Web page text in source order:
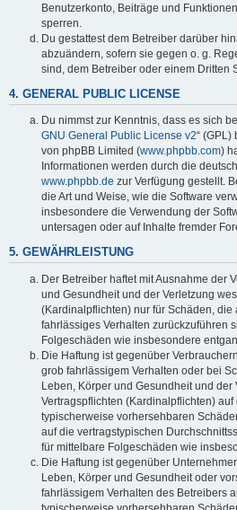
Benutzerkonto, Beiträge und
sperren.
Du gestattest dem Betreiber darüber
abzuändern, sofern sie gegen o. g.
sind, dem Betreiber oder einem Dritten
4. GENERAL PUBLIC LICENSE
Du nimmst zur Kenntnis, dass es sich
GNU General Public License v2“ (GPL)
von phpBB Limited (www.phpbb.com)
Informationen werden durch die
www.phpbb.de zur Verfügung gestellt.
die Art und Weise, wie die Software
insbesondere die Verwendung der
untersagen oder auf Inhalte fremder
5. GEWÄHRLEISTUNG
Der Betreiber haftet mit Ausnahme der
und Gesundheit und der Verletzung
(Kardinalpflichten) nur für Schäden,
fahrlässiges Verhalten zurückzuführen
Folgeschäden wie insbesondere
Die Haftung ist gegenüber
grob fahrlässigem Verhalten oder bei
Leben, Körper und Gesundheit und
Vertragspflichten (Kardinalpflichten)
typischerweise vorhersehbaren
auf die vertragstypischen
für mittelbare Folgeschäden wie
Die Haftung ist gegenüber
Leben, Körper und Gesundheit oder
fahrlässigem Verhalten des Betreibers